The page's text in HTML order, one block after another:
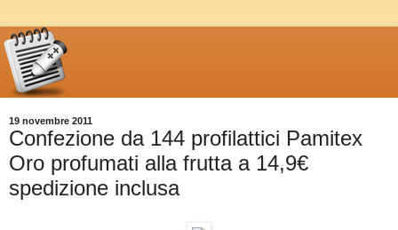
19 novembre 2011
Confezione da 144 profilattici Pamitex
Oro profumati alla frutta a 14,9€
spedizione inclusa